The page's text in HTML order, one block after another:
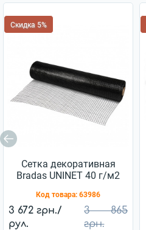
Скидка 5%
Сетка декоративная
Bradas UNINET 40 г/м2
Код товара: 63986
3 672 грн./
рул.
3 865
грн.